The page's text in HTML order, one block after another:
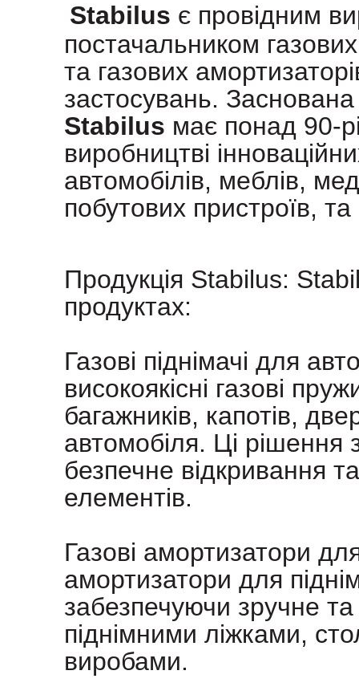
Stabilus є провідним
постачальником
та газових
застосувань.
Stabilus має понад 90-
виробництві
автомобілів, меблів,
побутових пристроїв,
Продукція Stabilus:
продуктах:
Газові піднімачі для
високоякісні газові
багажників, капотів,
автомобіля. Ці рішення
безпечне відкривання
елементів.
Газові амортизатори
амортизатори для
забезпечуючи зручне
піднімними ліжками,
виробами.